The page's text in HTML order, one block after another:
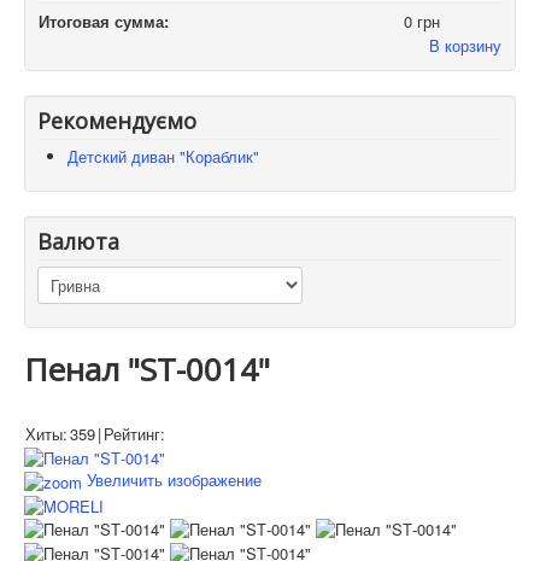
Итоговая сумма:
0 грн
В корзину
Рекомендуємо
Детский диван "Кораблик"
Валюта
Пенал "SТ-0014"
Хиты:359|Рейтинг:
Увеличить изображение